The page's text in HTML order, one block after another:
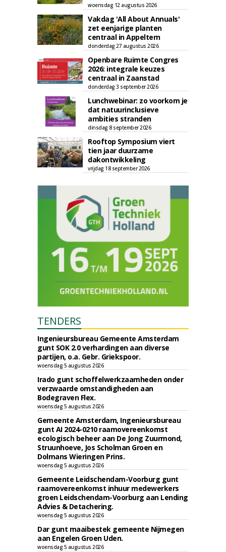
woensdag 12 augustus 2026
Vakdag 'All About Annuals'
zet eenjarige planten
centraal in Appeltern
donderdag 27 augustus 2026
Openbare Ruimte Congres
2026: integrale keuzes
centraal in Zaanstad
donderdag 3 september 2026
Lunchwebinar: zo voorkom je
dat natuurinclusieve
ambities stranden
dinsdag 8 september 2026
Rooftop Symposium viert
tien jaar duurzame
dakontwikkeling
vrijdag 18 september 2026
TENDERS
Ingenieursbureau Gemeente Amsterdam
gunt SOK 2.0 verhardingen aan diverse
partijen, o.a. Gebr. Griekspoor.
woensdag 5 augustus 2026
Irado gunt schoffelwerkzaamheden onder
verzwaarde omstandigheden aan
Bodegraven Flex.
woensdag 5 augustus 2026
Gemeente Amsterdam, Ingenieursbureau
gunt AI 2024-0210 raamovereenkomst
ecologisch beheer aan De Jong Zuurmond,
Struunhoeve, Jos Scholman Groen en
Dolmans Wieringen Prins.
woensdag 5 augustus 2026
Gemeente Leidschendam-Voorburg gunt
raamovereenkomst inhuur medewerkers
groen Leidschendam-Voorburg aan Lending
Advies & Detachering.
woensdag 5 augustus 2026
Dar gunt maaibestek gemeente Nijmegen
aan Engelen Groen Uden.
woensdag 5 augustus 2026